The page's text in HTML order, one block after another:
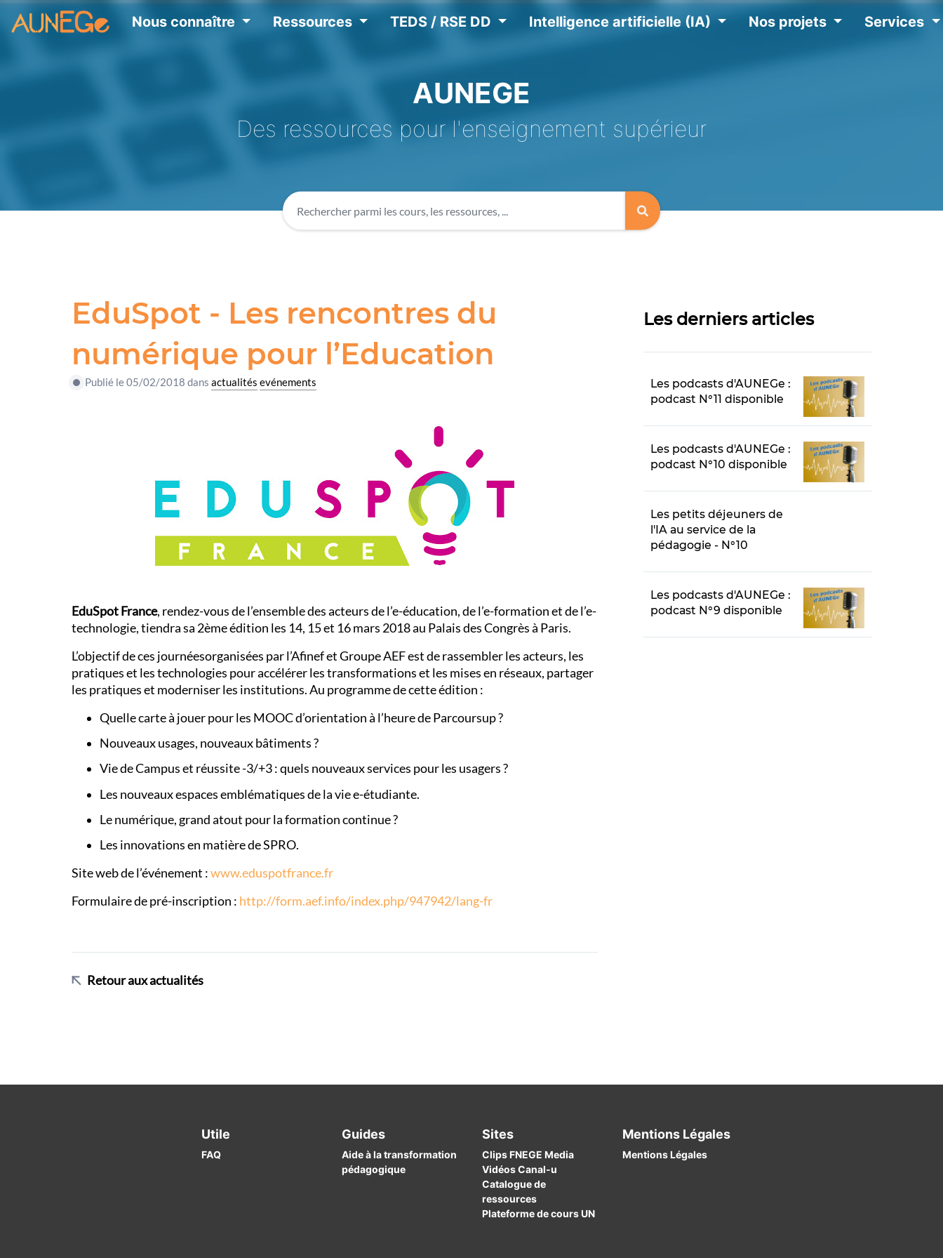
Nous connaître Ressources TEDS / RSE DD Intelligence artificielle (IA) Nos projets Services
AUNEGE
Des ressources pour l'enseignement supérieur
EduSpot - Les rencontres du
numérique pour l’Education
Publié le 05/02/2018 dans actualités evénements
EduSpot France, rendez-vous de l’ensemble des acteurs de l’e-éducation, de l’e-formation et de l’e-
technologie, tiendra sa 2ème édition les 14, 15 et 16 mars 2018 au Palais des Congrès à Paris.
L’objectif de ces journéesorganisées par l’Afinef et Groupe AEF est de rassembler les acteurs, les
pratiques et les technologies pour accélérer les transformations et les mises en réseaux, partager
les pratiques et moderniser les institutions. Au programme de cette édition :
Quelle carte à jouer pour les MOOC d’orientation à l’heure de Parcoursup ?
Nouveaux usages, nouveaux bâtiments ?
Vie de Campus et réussite -3/+3 : quels nouveaux services pour les usagers ?
Les nouveaux espaces emblématiques de la vie e-étudiante.
Le numérique, grand atout pour la formation continue ?
Les innovations en matière de SPRO.
Site web de l’événement :www.eduspotfrance.fr
Formulaire de pré-inscription : http://form.aef.info/index.php/947942/lang-fr
Les derniers articles
Les podcasts d'AUNEGe :
podcast N°11 disponible
Les podcasts d'AUNEGe :
podcast N°10 disponible
Les petits déjeuners de
l'IA au service de la
pédagogie - N°10
Les podcasts d'AUNEGe :
podcast N°9 disponible
Retour aux actualités
Utile
FAQ
Guides
Aide à la transformation
pédagogique
Sites
Clips FNEGE Media
Vidéos Canal-u
Catalogue de
ressources
Plateforme de cours UN
Mentions Légales
Mentions Légales